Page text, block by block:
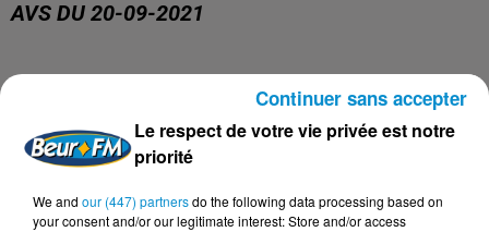
AVS DU 20-09-2021
AVS
Le respect de votre vie privée est notre
priorité
We and our (447) partnersdo the following data processing based on
your consent and/or our legitimate interest: Store and/or access
Continuer sans accepter